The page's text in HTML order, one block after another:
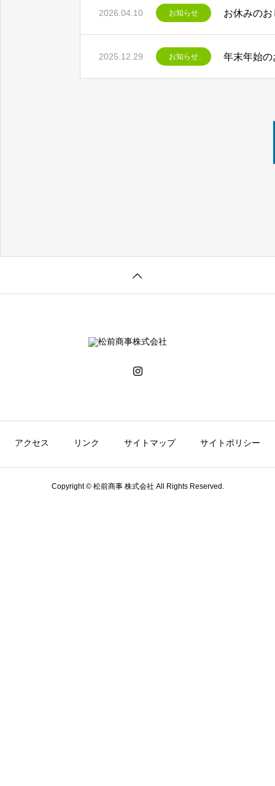
2026.04.10 お知らせ お休みのお
2025.12.29 お知らせ 年末年始の
アクセス リンク サイトマップ サイトポリシー
Copyright © 松前商事 株式会社 All Rights Reserved.